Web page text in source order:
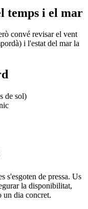
temps i el mar
convé revisar el vent
i l'estat del mar la
de sol)
s'esgoten de pressa. Us
la disponibilitat,
un dia concret.